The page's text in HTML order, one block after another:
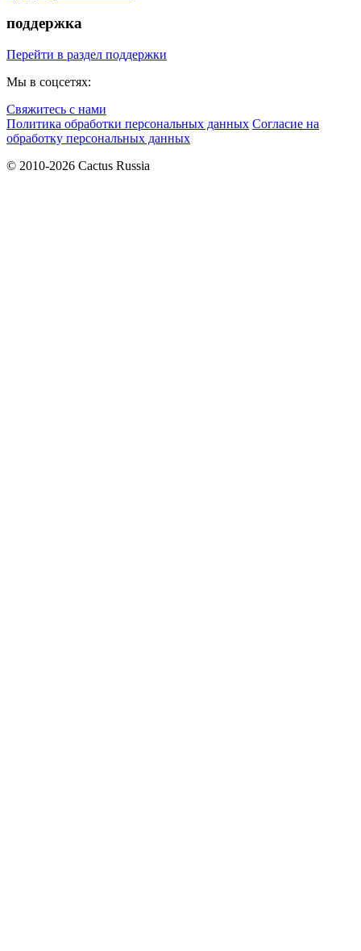
поддержка
Перейти в раздел поддержки
Мы в соцсетях:
Свяжитесь с нами
Политика обработки персональных данных Согласие на
обработку персональных данных
© 2010-2026 Cactus Russia